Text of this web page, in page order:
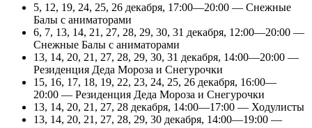
5, 12, 19, 24, 25, 26 декабря, 17:00—20:00 — Снежные
Балы с аниматорами
6, 7, 13, 14, 21, 27, 28, 29, 30, 31 декабря, 12:00—20:00 —
Снежные Балы с аниматорами
13, 14, 20, 21, 27, 28, 29, 30, 31 декабря, 14:00—20:00 —
Резиденция Деда Мороза и Снегурочки
15, 16, 17, 18, 19, 22, 23, 24, 25, 26 декабря, 16:00—
20:00 — Резиденция Деда Мороза и Снегурочки
13, 14, 20, 21, 27, 28 декабря, 14:00—17:00 — Ходулисты
13, 14, 20, 21, 27, 28, 29, 30 декабря, 14:00—19:00 —